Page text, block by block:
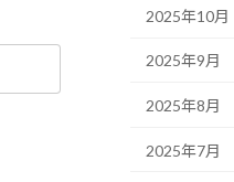
2025年10月
2025年9月
2025年8月
2025年7月